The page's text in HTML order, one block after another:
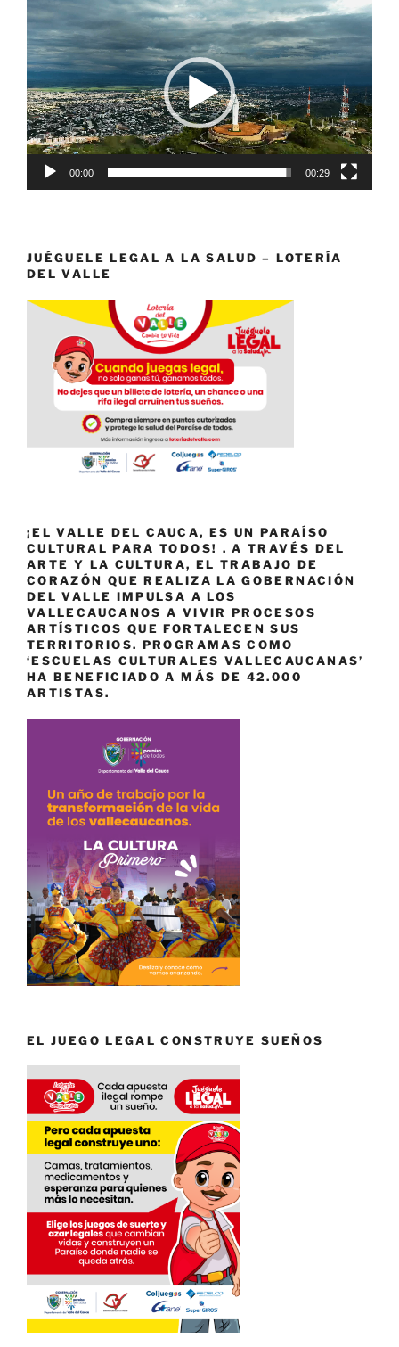
Reproductor
de
vídeo
00:00 00:29
JUÉGUELE LEGAL A LA SALUD – LOTERÍA
DEL VALLE
¡EL VALLE DEL CAUCA, ES UN PARAÍSO
CULTURAL PARA TODOS! . A TRAVÉS DEL
ARTE Y LA CULTURA, EL TRABAJO DE
CORAZÓN QUE REALIZA LA GOBERNACIÓN
DEL VALLE IMPULSA A LOS
VALLECAUCANOS A VIVIR PROCESOS
ARTÍSTICOS QUE FORTALECEN SUS
TERRITORIOS. PROGRAMAS COMO
‘ESCUELAS CULTURALES VALLECAUCANAS’
HA BENEFICIADO A MÁS DE 42.000
ARTISTAS.
EL JUEGO LEGAL CONSTRUYE SUEÑOS